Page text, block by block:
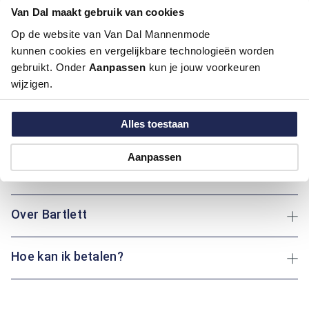
Van Dal maakt gebruik van cookies
Op de website van Van Dal Mannenmode
kunnen cookies en vergelijkbare technologieën worden
gebruikt. Onder Aanpassen kun je jouw voorkeuren
wijzigen.
Alles toestaan
Aanpassen
Pasvorm:
Regular Fit
Dit regular fit overhemd van Bartlett is een frisse en
karaktervolle keuze voor het najaar. De rood met groene
kleurcombinatie en het all-over bladerenmotief geven het
overhemd een natuurlijke en levendige uitstraling. Dankzij de
katoenen materiaal zorgt voor een prettig draagcomfort.
Ideaal voor een nette, maar ongedwongen look.
Maatinformatie
Over Bartlett
Hoe kan ik betalen?